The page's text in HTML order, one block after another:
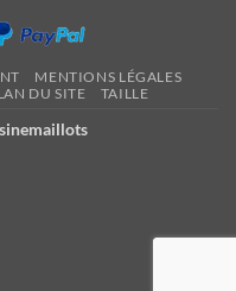
MENTIONS LÉGALES
DU SITE TAILLE